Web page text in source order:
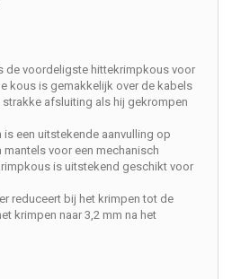
de voordeligste hittekrimpkous voor
kous is gemakkelijk over de kabels
strakke afsluiting als hij gekrompen
is een uitstekende aanvulling op
voor een mechanisch
is uitstekend geschikt voor
reduceert bij het krimpen tot de
krimpen naar 3,2 mm na het